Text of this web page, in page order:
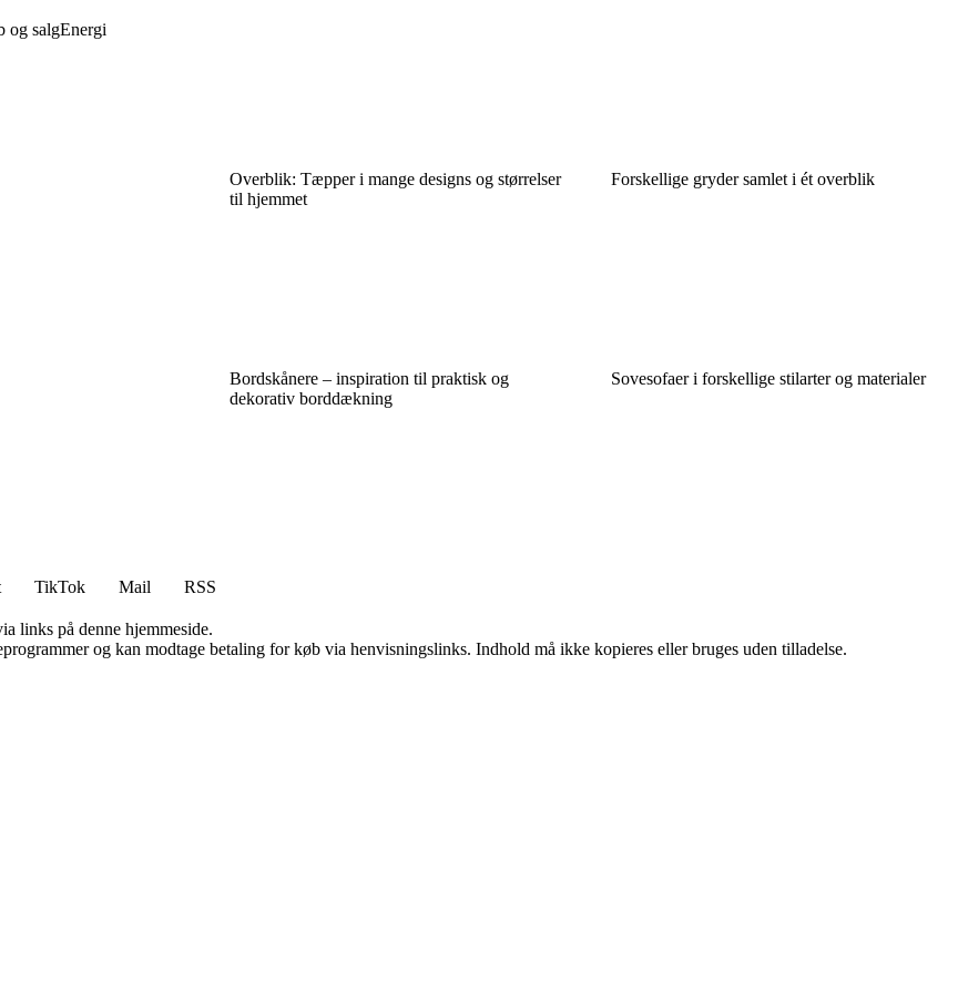
og salgEnergi
Overblik: Tæpper i mange designs og størrelser
til hjemmet
Forskellige gryder samlet i ét overblik
Bordskånere – inspiration til praktisk og
dekorativ borddækning
Sovesofaer i forskellige stilarter og materialer
TikTok Mail
RSS
links på denne hjemmeside.
og kan modtage betaling for køb via henvisningslinks. Indhold må ikke kopieres eller bruges uden tilladelse.